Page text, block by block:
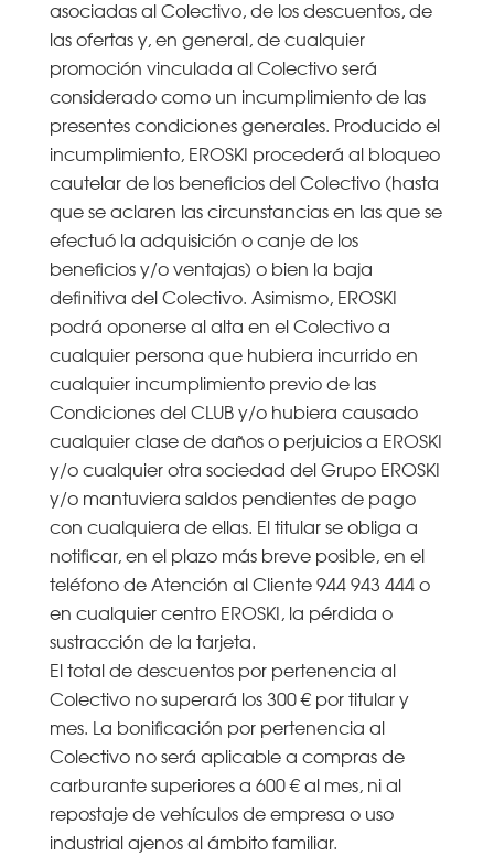
asociadas al Colectivo, de los descuentos, de
las ofertas y, en general, de cualquier
promoción vinculada al Colectivo será
considerado como un incumplimiento de las
presentes condiciones generales. Producido el
incumplimiento, EROSKI procederá al bloqueo
cautelar de los beneficios del Colectivo (hasta
que se aclaren las circunstancias en las que se
efectuó la adquisición o canje de los
beneficios y/o ventajas) o bien la baja
definitiva del Colectivo. Asimismo, EROSKI
podrá oponerse al alta en el Colectivo a
cualquier persona que hubiera incurrido en
cualquier incumplimiento previo de las
Condiciones del CLUB y/o hubiera causado
cualquier clase de daños o perjuicios a EROSKI
y/o cualquier otra sociedad del Grupo EROSKI
y/o mantuviera saldos pendientes de pago
con cualquiera de ellas. El titular se obliga a
notificar, en el plazo más breve posible, en el
teléfono de Atención al Cliente 944 943 444 o
en cualquier centro EROSKI, la pérdida o
sustracción de la tarjeta.
El total de descuentos por pertenencia al
Colectivo no superará los 300 € por titular y
mes. La bonificación por pertenencia al
Colectivo no será aplicable a compras de
carburante superiores a 600 € al mes, ni al
repostaje de vehículos de empresa o uso
industrial ajenos al ámbito familiar.